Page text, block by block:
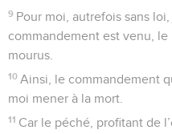
9 Pour moi, autrefois sans
commandement est venu,
mourus.
10 Ainsi, le commandement
moi mener à la mort.
11 Car le péché, profitant de